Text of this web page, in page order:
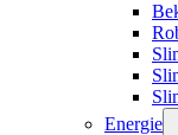
Energie